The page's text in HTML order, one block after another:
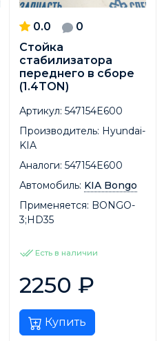
0.0
0
Стойка
стабилизатора
переднего в сборе
(1.4TON)
Артикул: 547154E600
Производитель: Hyundai-
KIA
Аналоги: 547154E600
Автомобиль: KIA Bongo
Применяется: BONGO-
3;HD35
Есть в наличии
2250 ₽
Купить